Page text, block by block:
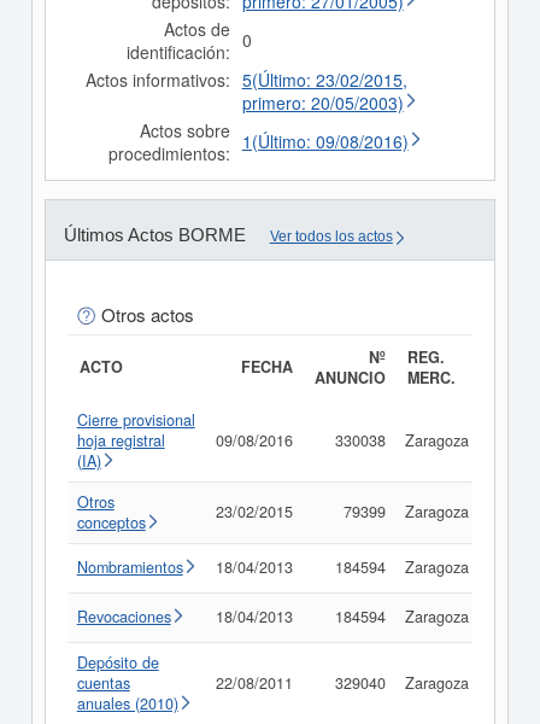
Actos de
identificación: 0
Actos informativos: 5(Último: 23/02/2015,
primero: 20/05/2003)
Actos sobre
procedimientos: 1(Último: 09/08/2016)
Últimos Actos BORME Ver todos los actos
Otros actos
ACTO FECHA
Nº
ANUNCIO
REG.
MERC.
Cierre provisional
hoja registral
(IA)
09/08/2016 330038 Zaragoza
Otros
conceptos
23/02/2015 79399 Zaragoza
Nombramientos 18/04/2013 184594 Zaragoza
Revocaciones 18/04/2013 184594 Zaragoza
Depósito de
cuentas
anuales (2010)
22/08/2011 329040 Zaragoza